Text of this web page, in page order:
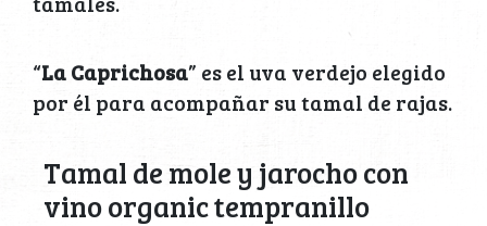
“La Caprichosa” es el uva verdejo elegido
por él para acompañar su tamal de rajas.
Tamal de mole y jarocho con
vino organic tempranillo